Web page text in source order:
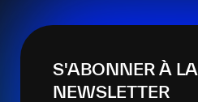
S'ABONNER À LA
NEWSLETTER